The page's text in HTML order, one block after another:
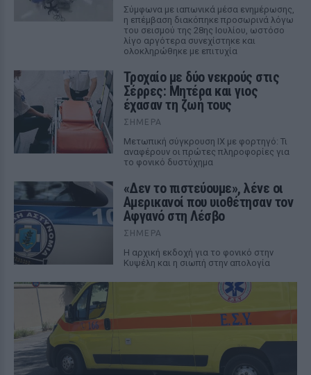
Σύμφωνα με ιαπωνικά μέσα ενημέρωσης,
η επέμβαση διακόπηκε προσωρινά λόγω
του σεισμού της 28ης Ιουλίου, ωστόσο
λίγο αργότερα συνεχίστηκε και
ολοκληρώθηκε με επιτυχία
Τροχαίο με δύο νεκρούς στις
Σέρρες: Μητέρα και γιος
έχασαν τη ζωή τους
ΣΉΜΕΡΑ
Μετωπική σύγκρουση ΙΧ με φορτηγό: Τι
αναφέρουν οι πρώτες πληροφορίες για
το φονικό δυστύχημα
«Δεν το πιστεύουμε», λένε οι
Αμερικανοί που υιοθέτησαν τον
Αφγανό στη Λέσβο
ΣΉΜΕΡΑ
Η αρχική εκδοχή για το φονικό στην
Κυψέλη και η σιωπή στην απολογία